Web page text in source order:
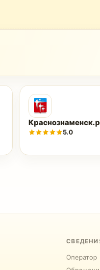
5.0
Оператор